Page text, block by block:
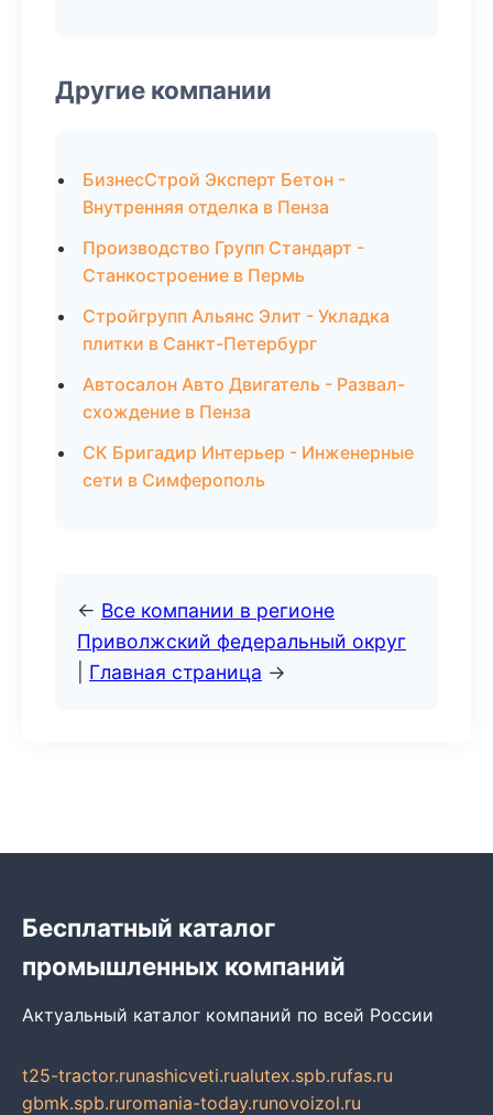
Другие компании
БизнесСтрой Эксперт Бетон -
Внутренняя отделка в Пенза
Производство Групп Стандарт -
Станкостроение в Пермь
Стройгрупп Альянс Элит - Укладка
плитки в Санкт-Петербург
Автосалон Авто Двигатель - Развал-
схождение в Пенза
СК Бригадир Интерьер - Инженерные
сети в Симферополь
← Все компании в регионе
Приволжский федеральный округ
Главная страница →
Бесплатный каталог
промышленных компаний
Актуальный каталог компаний по всей России
t25-tractor.runashicveti.rualutex.spb.rufas.ru
gbmk.spb.ruromania-today.runovoizol.ru